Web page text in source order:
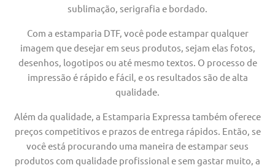
sublimação, serigrafia e bordado.
Com a estamparia DTF, você pode estampar qualquer
imagem que desejar em seus produtos, sejam elas fotos,
desenhos, logotipos ou até mesmo textos. O processo de
impressão é rápido e fácil, e os resultados são de alta
qualidade.
Além da qualidade, a Estamparia Expressa também oferece
preços competitivos e prazos de entrega rápidos. Então, se
você está procurando uma maneira de estampar seus
produtos com qualidade profissional e sem gastar muito, a